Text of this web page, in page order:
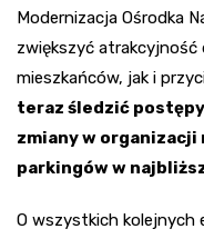
Modernizacja Ośrodka
zwiększyć atrakcyjność
mieszkańców, jak i
teraz śledzić
zmiany w
parkingów w
O wszystkich kolejnych